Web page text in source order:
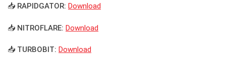
📥 RAPIDGATOR: Download
📥 NITROFLARE: Download
📥 TURBOBIT: Download